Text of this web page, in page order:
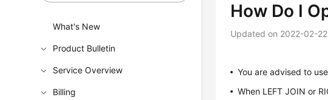
What's New
Product Bulletin
Service Overview
Billing
How Do I
Updated on 2022-02-
You are advised to use
When LEFT JOIN or